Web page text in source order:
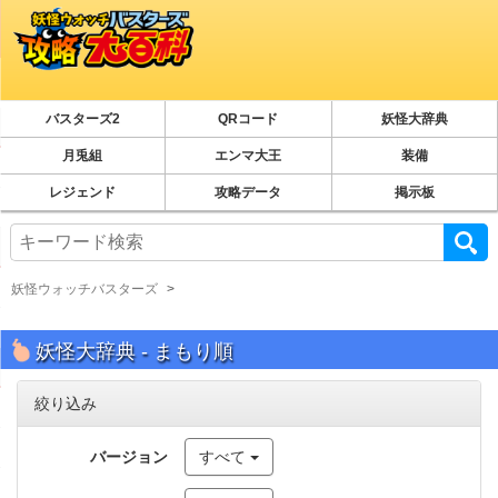
バスターズ2 QRコード 妖怪大辞典
月兎組 エンマ大王 装備
レジェンド 攻略データ 掲示板
妖怪ウォッチバスターズ
妖怪大辞典 - まもり順
絞り込み
バージョン すべて